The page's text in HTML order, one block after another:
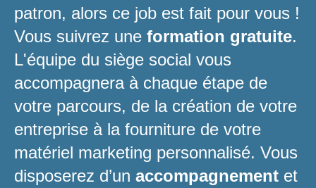
patron, alors ce job est fait pour vous !
Vous suivrez une formation gratuite.
L'équipe du siège social vous
accompagnera à chaque étape de
votre parcours, de la création de votre
entreprise à la fourniture de votre
matériel marketing personnalisé. Vous
disposerez d’un accompagnement et